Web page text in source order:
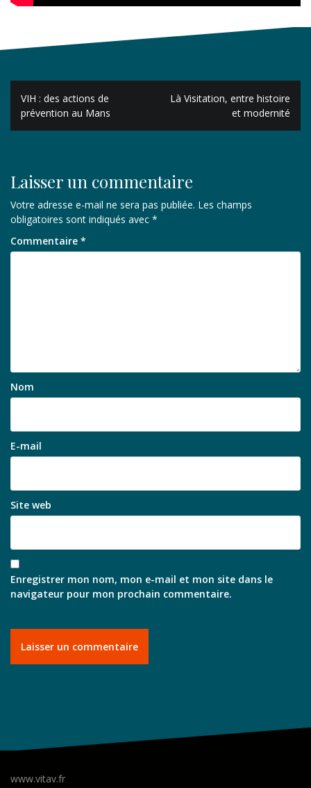
Navigation
de
l’article
VIH : des actions de
prévention au Mans
Là Visitation, entre histoire
et modernité
Laisser un commentaire
Votre adresse e-mail ne sera pas publiée. Les champs
obligatoires sont indiqués avec *
Commentaire *
Nom
E-mail
Site web
Enregistrer mon nom, mon e-mail et mon site dans le
navigateur pour mon prochain commentaire.
www.vitav.fr